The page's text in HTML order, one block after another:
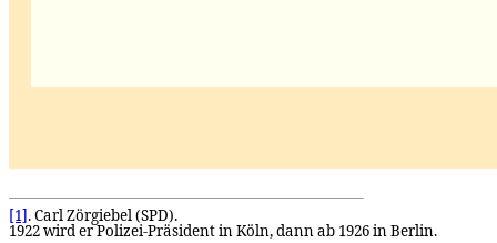
[1]. Carl Zörgiebel (SPD).
1922 wird er Polizei-Präsident in Köln, dann ab 1926 in Berlin.